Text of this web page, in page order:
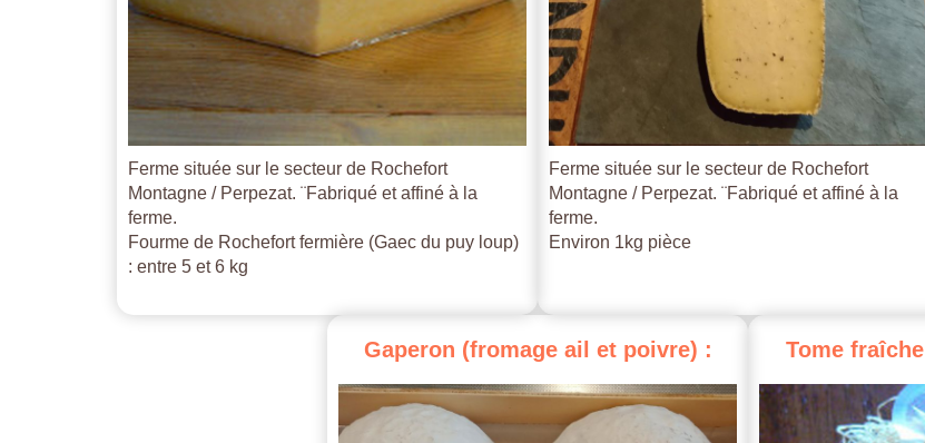
Ferme située sur le secteur de Rochefort
Montagne / Perpezat. ¨Fabriqué et affiné à la
ferme.
Fourme de Rochefort fermière (Gaec du puy loup)
: entre 5 et 6 kg
Ferme située sur le secteur de Rochefort
Montagne / Perpezat. ¨Fabriqué et affiné à la
ferme.
Environ 1kg pièce
Gaperon (fromage ail et poivre) : Tome fraîche